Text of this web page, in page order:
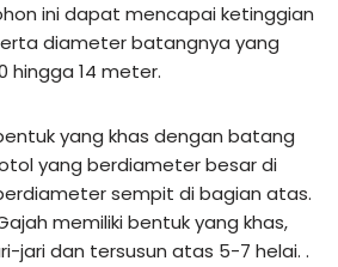
ini dapat mencapai ketinggian
diameter batangnya yang
hingga 14 meter.
yang khas dengan batang
yang berdiameter besar di
sempit di bagian atas.
memiliki bentuk yang khas,
jari dan tersusun atas 5-7 helai. .